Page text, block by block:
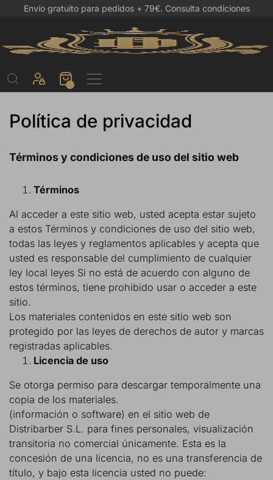
Envío gratuito para pedidos + 79€. Consulta condiciones
Política de privacidad
Términos y condiciones de uso del sitio web
Términos
Al acceder a este sitio web, usted acepta estar sujeto
a estos Términos y condiciones de uso del sitio web,
todas las leyes y reglamentos aplicables y acepta que
usted es responsable del cumplimiento de cualquier
ley local leyes Si no está de acuerdo con alguno de
estos términos, tiene prohibido usar o acceder a este
sitio.
Los materiales contenidos en este sitio web son
protegido por las leyes de derechos de autor y marcas
registradas aplicables.
Licencia de uso
Se otorga permiso para descargar temporalmente una
copia de los materiales.
(información o software) en el sitio web de
Distribarber S.L. para fines personales, visualización
transitoria no comercial únicamente. Esta es la
concesión de una licencia, no es una transferencia de
título, y bajo esta licencia usted no puede: